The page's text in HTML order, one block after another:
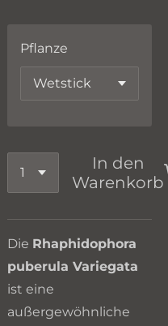
Pflanze
In den
Warenkorb
Die Rhaphidophora
puberula Variegata
ist eine
außergewöhnliche